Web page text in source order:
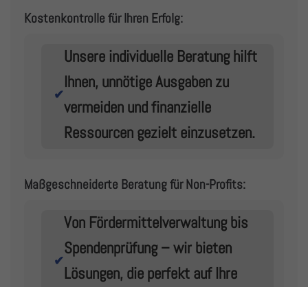
Kostenkontrolle für Ihren Erfolg:
✔
Unsere individuelle Beratung hilft
Ihnen, unnötige Ausgaben zu
vermeiden und finanzielle
Ressourcen gezielt einzusetzen.
Maßgeschneiderte Beratung für Non-Profits:
✔
Von Fördermittelverwaltung bis
Spendenprüfung – wir bieten
Lösungen, die perfekt auf Ihre